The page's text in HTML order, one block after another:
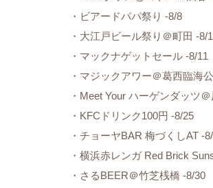
・ビアードパパ祭り -8/8
・大江戸ビール祭り＠町田 -8/
・マックナゲットセール -8/11
・マジックアワー＠葛西臨海
・Meet Your ハーゲンダッツ
・KFCドリンク100円 -8/25
・チョーヤBAR 梅づくしAT -
・横浜赤レンガ Red Brick
・さるBEER＠竹芝桟橋 -8/30